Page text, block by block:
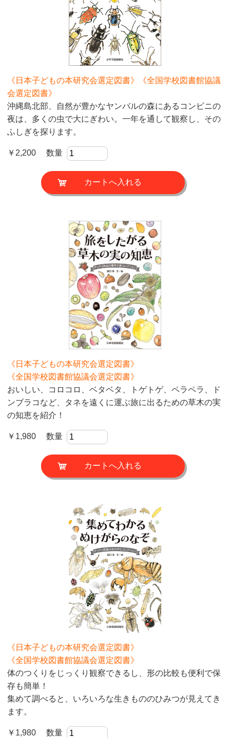
《日本子どもの本研究会選定図書》《全国学校図書館協議
会選定図書》
沖縄島北部、自然が豊かなヤンバルの森にあるコンビニの
夜は、多くの虫で大にぎわい。一年を通して観察し、その
ふしぎを探ります。
￥2,200 数量
《日本子どもの本研究会選定図書》
《全国学校図書館協議会選定図書》
おいしい、コロコロ、ベタベタ、トゲトゲ、ペラペラ、ド
ンブラコなど、タネを遠くに運ぶ旅に出るための草木の実
の知恵を紹介！
￥1,980 数量
《日本子どもの本研究会選定図書》
《全国学校図書館協議会選定図書》
体のつくりをじっくり観察できるし、形の比較も便利で保
存も簡単！
集めて調べると、いろいろな生きもののひみつが見えてき
ます。
￥1,980 数量